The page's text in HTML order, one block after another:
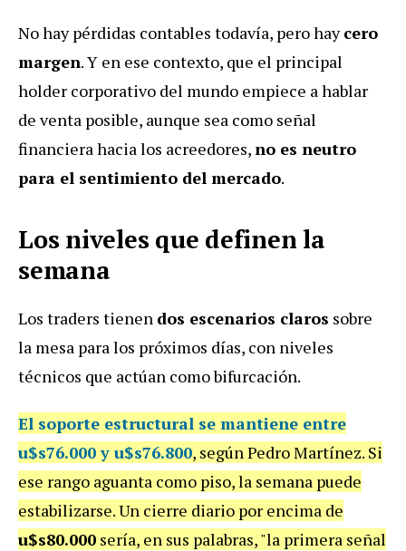
No hay pérdidas contables todavía, pero haycero
margen. Y en ese contexto, que el principal
holder corporativo del mundo empiece a hablar
de venta posible, aunque sea como señal
financiera hacia los acreedores,no es neutro
para el sentimiento del mercado.
Los niveles que definen la
semana
Los traders tienen dos escenarios claros sobre
la mesa para los próximos días, con niveles
técnicos que actúan como bifurcación.
El soporte estructural se mantiene entre
u$s76.000 y u$s76.800, según Pedro Martínez. Si
ese rango aguanta como piso, la semana puede
estabilizarse. Un cierre diario por encima de
u$s80.000 sería, en sus palabras, "la primera señal